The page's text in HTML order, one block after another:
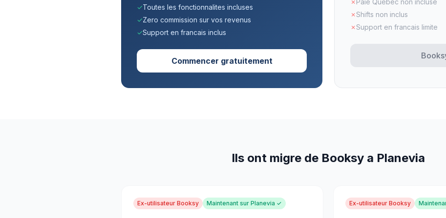
✓Toutes les fonctionnalites incluses
✓Zero commission sur vos revenus
✓Support en francais inclus
Commencer gratuitement
✗ Paie Quebec non incluse
✗Shifts non inclus
✗Support en francais limite
Ils ont migre de Booksy a Planevia
Ex-utilisateur Booksy Maintenant sur Planevia ✓ Ex-utilisateur Booksy